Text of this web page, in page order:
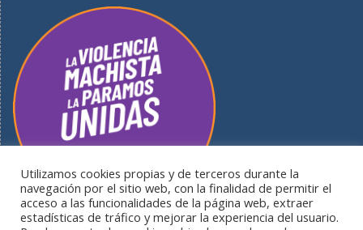
Utilizamos cookies propias y de terceros durante la
navegación por el sitio web, con la finalidad de permitir el
acceso a las funcionalidades de la página web, extraer
estadísticas de tráfico y mejorar la experiencia del usuario.